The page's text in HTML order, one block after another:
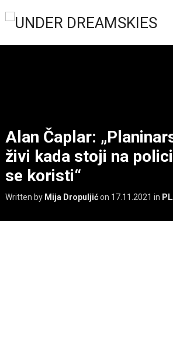
Alan Čaplar:
živi kada stoji na
se koristi“
Written by Mija Dropuljićon 17.11.2021 in